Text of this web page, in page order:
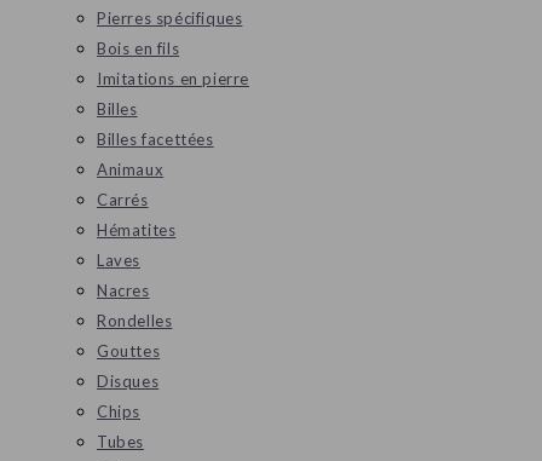
Pierres spécifiques
Bois en fils
Imitations en pierre
Billes
Billes facettées
Animaux
Carrés
Hématites
Laves
Nacres
Rondelles
Gouttes
Disques
Chips
Tubes